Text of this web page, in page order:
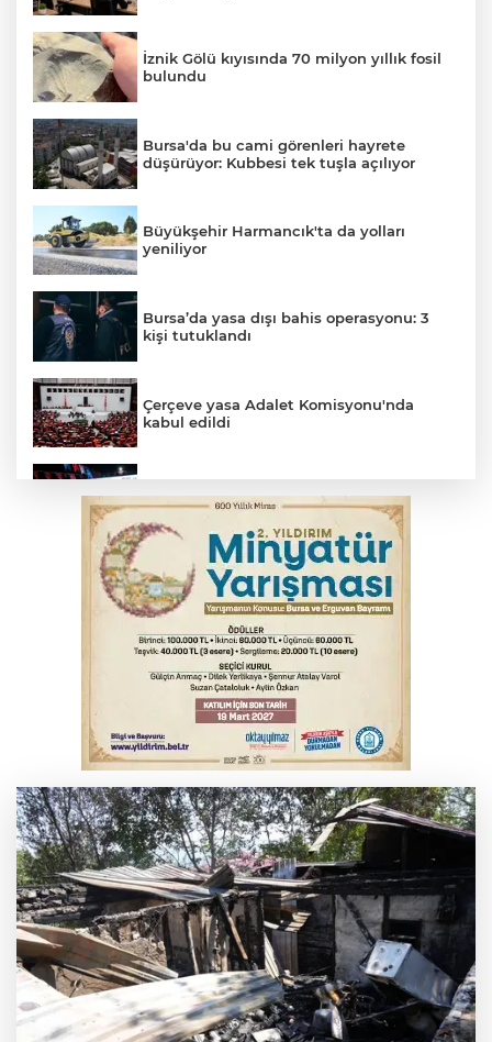
İznik Gölü kıyısında 70 milyon yıllık fosil
bulundu
Bursa'da bu cami görenleri hayrete
düşürüyor: Kubbesi tek tuşla açılıyor
Büyükşehir Harmancık'ta da yolları
yeniliyor
Bursa’da yasa dışı bahis operasyonu: 3
kişi tutuklandı
Çerçeve yasa Adalet Komisyonu'nda
kabul edildi
Fetih coşkusu Keles'e taşındı
İnegöl’de yangın paniği! Apartmana
sıçrayan alevler söndürüldü
6. Perseid Meteor Yağmuru Gözlem
Etkinliği Karacabey'de gökyüzü
tutkunlarını buluşturacak
Serbest piyasada döviz fiyatları